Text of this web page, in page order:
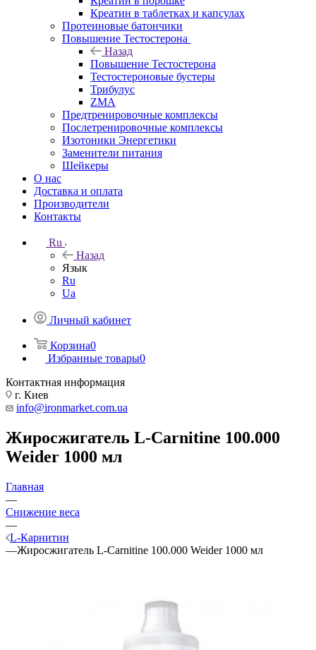
Креатин в таблетках и капсулах
Протеиновые батончики
Повышение Тестостерона
Назад
Повышение Тестостерона
Тестостероновые бустеры
Трибулус
ZMA
Предтренировочные комплексы
Послетренировочные комплексы
Изотоники Энергетики
Заменители питания
Шейкеры
О нас
Доставка и оплата
Производители
Контакты
Ru
Назад
Язык
Ru
Ua
Личный кабинет
Корзина0
Избранные товары0
Контактная информация
г. Киев
info@ironmarket.com.ua
Жиросжигатель L-Carnitine 100.000
Weider 1000 мл
Главная
—
Снижение веса
—
L-Карнитин
—Жиросжигатель L-Carnitine 100.000 Weider 1000 мл